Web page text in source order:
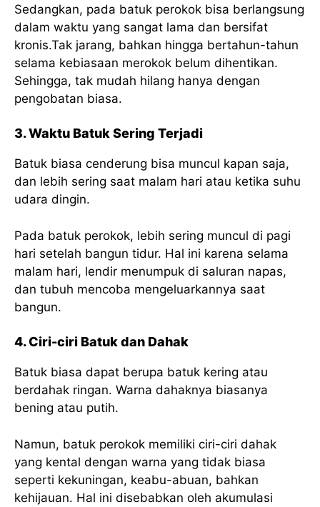
Sedangkan, pada batuk perokok bisa berlangsung
dalam waktu yang sangat lama dan bersifat
kronis.Tak jarang, bahkan hingga bertahun-tahun
selama kebiasaan merokok belum dihentikan.
Sehingga, tak mudah hilang hanya dengan
pengobatan biasa.
3. Waktu Batuk Sering Terjadi
Batuk biasa cenderung bisa muncul kapan saja,
dan lebih sering saat malam hari atau ketika suhu
udara dingin.
Pada batuk perokok, lebih sering muncul di pagi
hari setelah bangun tidur. Hal ini karena selama
malam hari, lendir menumpuk di saluran napas,
dan tubuh mencoba mengeluarkannya saat
bangun.
4. Ciri-ciri Batuk dan Dahak
Batuk biasa dapat berupa batuk kering atau
berdahak ringan. Warna dahaknya biasanya
bening atau putih.
Namun, batuk perokok memiliki ciri-ciri dahak
yang kental dengan warna yang tidak biasa
seperti kekuningan, keabu-abuan, bahkan
kehijauan. Hal ini disebabkan oleh akumulasi